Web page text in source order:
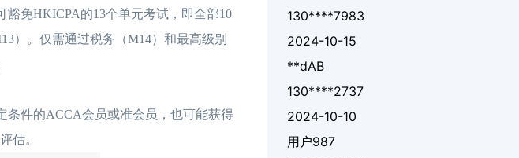
免HKICPA的13个单元考试，即全部10
）。仅需通过税务（M14）和最高级别
件的ACCA会员或准会员，也可能获得
估。
130****7983
2024-10-15
**dAB
130****2737
2024-10-10
用户987